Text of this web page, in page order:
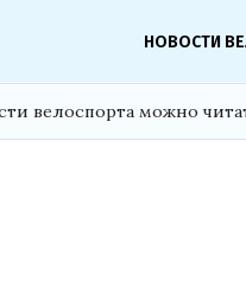
НОВОСТИ
велоспорта можно